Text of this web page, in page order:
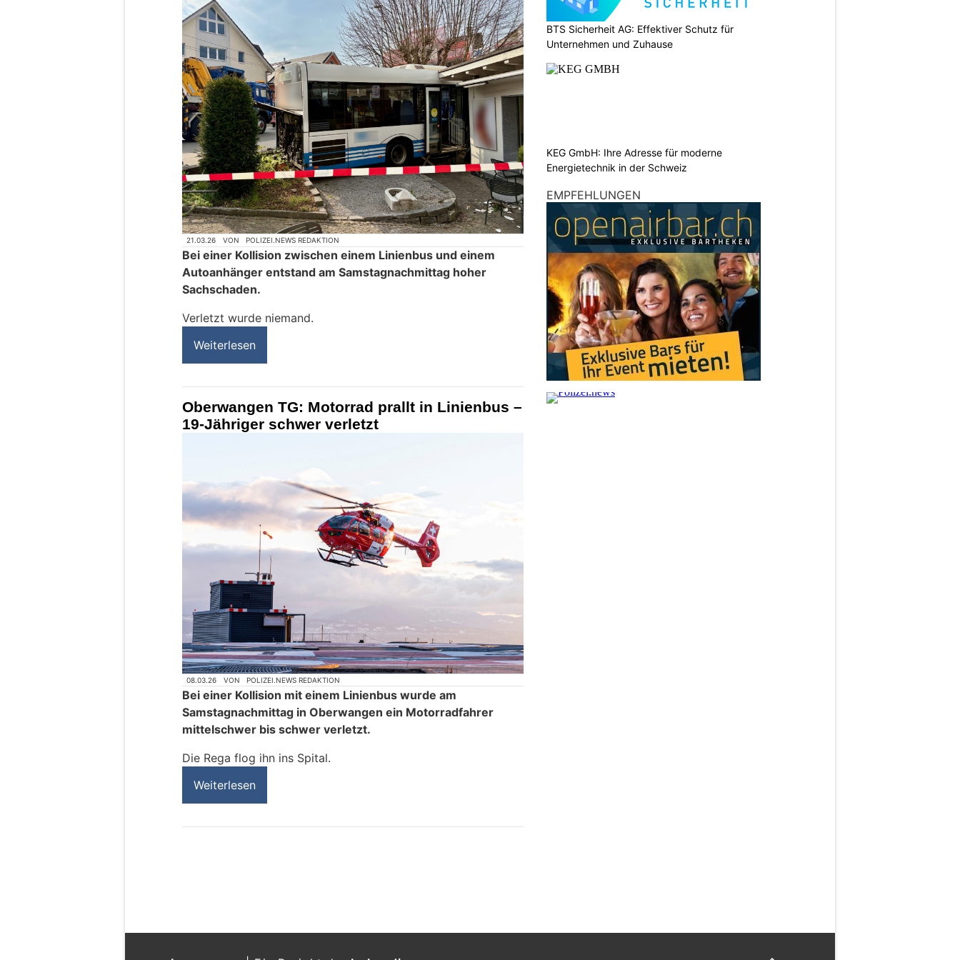
21.03.26 VON POLIZEI.NEWS REDAKTION
Bei einer Kollision zwischen einem Linienbus und einem
Autoanhänger entstand am Samstagnachmittag hoher
Sachschaden.
Verletzt wurde niemand.
Weiterlesen
Oberwangen TG: Motorrad prallt in Linienbus –
19-Jähriger schwer verletzt
08.03.26 VON POLIZEI.NEWS REDAKTION
Bei einer Kollision mit einem Linienbus wurde am
Samstagnachmittag in Oberwangen ein Motorradfahrer
mittelschwer bis schwer verletzt.
Die Rega flog ihn ins Spital.
Weiterlesen
BTS Sicherheit AG: Effektiver Schutz für
Unternehmen und Zuhause
KEG GmbH: Ihre Adresse für moderne
Energietechnik in der Schweiz
EMPFEHLUNGEN